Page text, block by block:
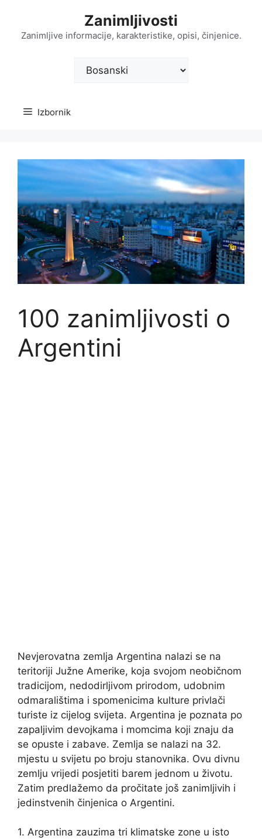
sadržaj
Zanimljivosti
Zanimljive informacije, karakteristike, opisi, činjenice.
Odaberite
Izbornik
100 zanimljivosti o
Argentini
Nevjerovatna zemlja Argentina nalazi se na
teritoriji Južne Amerike, koja svojom neobičnom
tradicijom, nedodirljivom prirodom, udobnim
odmaralištima i spomenicima kulture privlači
turiste iz cijelog svijeta. Argentina je poznata po
zapaljivim devojkama i momcima koji znaju da
se opuste i zabave. Zemlja se nalazi na 32.
mjestu u svijetu po broju stanovnika. Ovu divnu
zemlju vrijedi posjetiti barem jednom u životu.
Zatim predlažemo da pročitate još zanimljivih i
jedinstvenih činjenica o Argentini.
1. Argentina zauzima tri klimatske zone u isto